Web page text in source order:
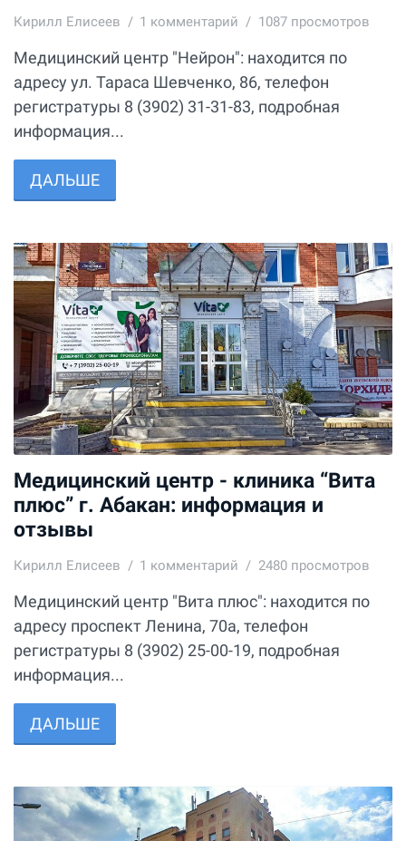
Кирилл Елисеев 1 комментарий 1087 просмотров
Медицинский центр "Нейрон": находится по
адресу ул. Тараса Шевченко, 86, телефон
регистратуры 8 (3902) 31-31-83, подробная
информация...
ДАЛЬШЕ
Медицинский центр - клиника “Вита
плюс” г. Абакан: информация и
отзывы
Кирилл Елисеев 1 комментарий 2480 просмотров
Медицинский центр "Вита плюс": находится по
адресу проспект Ленина, 70а, телефон
регистратуры 8 (3902) 25-00-19, подробная
информация...
ДАЛЬШЕ